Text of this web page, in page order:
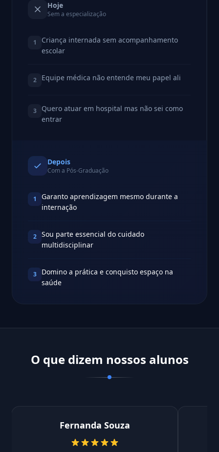
Hoje
Sem a especialização
1
Criança internada sem acompanhamento
escolar
2 Equipe médica não entende meu papel ali
3
Quero atuar em hospital mas não sei como
entrar
Depois
Com a Pós-Graduação
1
Garanto aprendizagem mesmo durante a
internação
2
Sou parte essencial do cuidado
multidisciplinar
3
Domino a prática e conquisto espaço na
saúde
O que dizem nossos alunos
Fernanda Souza